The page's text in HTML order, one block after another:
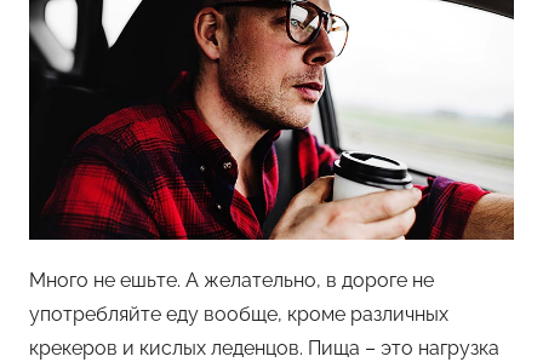
Много не ешьте. А желательно, в дороге не
употребляйте еду вообще, кроме различных
крекеров и кислых леденцов. Пища – это нагрузка